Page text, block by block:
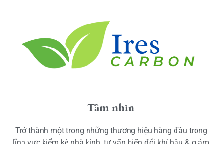
Tầm nhìn
Trở thành một trong những thương hiệu hàng đầu trong